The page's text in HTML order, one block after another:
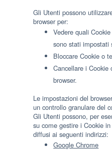
Gli Utenti possono
browser per:
Vedere quali
sono stati impostati
Bloccare Cookie o
Cancellare i Cookie
browser.
Le impostazioni del
un controllo granulare del
Gli Utenti possono, per
su come gestire i Cookie
diffusi ai seguenti indirizzi:
Google Chrome